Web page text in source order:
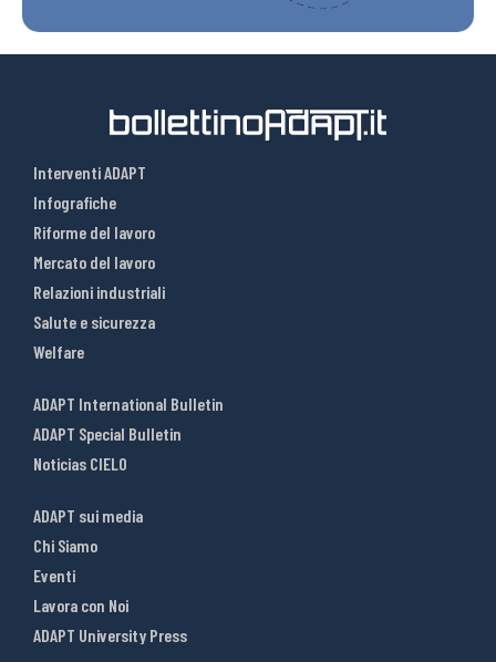
Interventi ADAPT
Infografiche
Riforme del lavoro
Mercato del lavoro
Relazioni industriali
Salute e sicurezza
Welfare
ADAPT International Bulletin
ADAPT Special Bulletin
Noticias CIELO
ADAPT sui media
Chi Siamo
Eventi
Lavora con Noi
ADAPT University Press